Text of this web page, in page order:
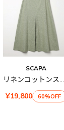
SCAPA
リネンコットンストレッチスカート
¥19,800
60%OFF